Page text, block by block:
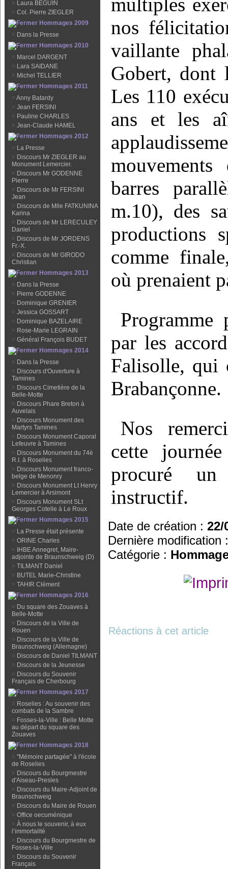
¤ Laura BEGUIN
¤ Col. Pierre ZIEGLER
Hommages 2009
¤ Dans la Presse
Hommages 2010
¤ Marcel DARGENT
¤ Lara SAIDANE
¤ Michel TELLIER
Hommages 2011
¤ Anny Batardy
¤ Jean FERSINI
¤ Pauline CHARLES
¤ Jean-Claude HAMEL
Hommages 2012
¤ La Presse
¤ Discours Mr ZIEGLER au
Monument Lemercier.
¤ Discours Mr GODENNE
Pierre
¤ Discours de Mr FERSINI
Jean
¤ Discours de Mlle FATKUNINA
Karina
¤ Discours de Mr LERECULEY
Daniel
¤ Discours de Mr JORDENS
Fr.-X.
¤ Discours de Mr GIRODO
Christian
Hommages 2013
¤ Dans la Presse
¤ Pierre GODENNE
¤ Dominique GRENIER
¤ Jessica GOSSART
¤ Dominique BAZELAIRE
¤ Rose-Marie LEGRAIN
¤ Général François BUDET
Hommages 2014
¤ Dans la Presse
¤ Discours d'Ouverture à
Tamines
¤ Discours Cimetière de la
Belle-Motte
¤ Discours Phare Breton à
Auvelais
¤ Discours Monument des
Martyrs Tamines
¤ Discours Monument Caporal
Lefeuvre à Tamines
¤ Discours Monument du 74è
R.I. à Roselies
¤ Discours Monument franco-
belge de Menonry
¤ Discours Monument Lt Henry
Lemercier à Arsimont
¤ Discours Monument SLt
Georges Cotelle à Le Roux
Hommages 2015
¤ La Presse était présente
¤ ORINE Charles
¤
IHBE Annegret, Maire-
adjointe de Braunschweig (D)
¤ TILMANT Daniel
¤ BUTEL Marie-Christine
¤ TAHIR Clément
Hommages 2016
¤ Du square des Zouaves à
Belle-Motte
¤ Discours de la Ville de
Rouen
¤ Discours de la Ville de
Braunschweig (Allemagne)
¤ Discours de Daniel TILMANT
¤ Discours de la Jeunesse
¤ Discours du Souvenir
Français de Cherbourg
Hommages 2017
¤ Roselies : Au souvenir des
combats de la Sambre
¤ Fosses-la-Ville : Belle Motte
au départ du square des
Zouaves
Hommages 2018
¤ "Mémoire partagée" à l'école
de Roselies
¤ Discours du Bourgmestre
d'Aiseau-Presles
¤ Discours du Maire-Adjoint de
Braunschweig
¤ Discours du Maire de Rouen
¤ Office oecuménique
¤ À nous le souvenir, à eux
l’immortalité
¤ Discours du Bourgmestre de
Fosses-la-Ville
¤ Discours du Souvenir
Français
nos
vaillante
Gobert, dont
Les 110
ans et les
mouvements
barres
m.10), des
productions
comme
où prenaient
Programme
par les
Falisolle, qui
Brabançonne.
Nos
cette
procuré un
instructif.
Date de création : 22/
Dernière modification
Catégorie :
Réactions à cet article